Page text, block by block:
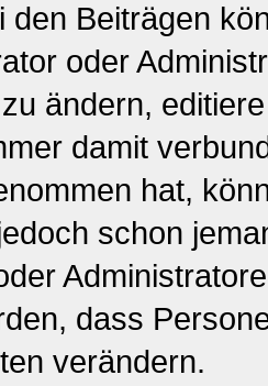
den Beiträgen
oder
ändern,
damit
hat,
schon
dass
verändern.